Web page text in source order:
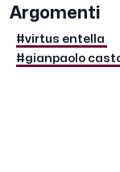
Argomenti
#virtus entella
#gianpaolo